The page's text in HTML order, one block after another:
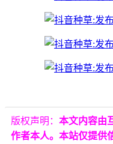
版权声明： 本文内容由
作者本人。本站仅提供